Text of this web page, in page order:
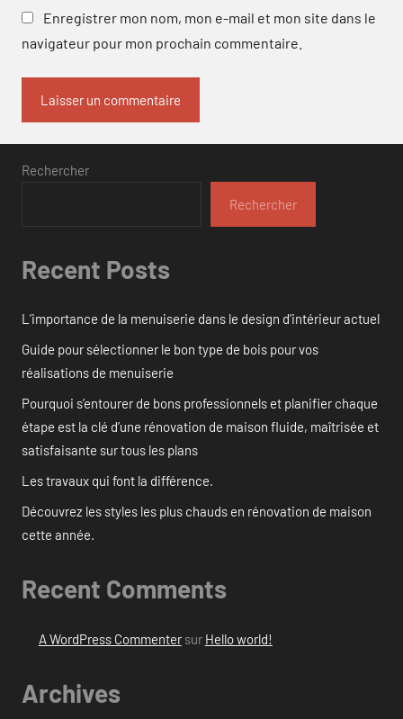
Enregistrer mon nom, mon e-mail et mon site dans le
navigateur pour mon prochain commentaire.
Rechercher
Rechercher
Recent Posts
L’importance de la menuiserie dans le design d’intérieur actuel
Guide pour sélectionner le bon type de bois pour vos
réalisations de menuiserie
Pourquoi s’entourer de bons professionnels et planifier chaque
étape est la clé d’une rénovation de maison fluide, maîtrisée et
satisfaisante sur tous les plans
Les travaux qui font la différence.
Découvrez les styles les plus chauds en rénovation de maison
cette année.
Recent Comments
A WordPress Commentersur Hello world!
Archives